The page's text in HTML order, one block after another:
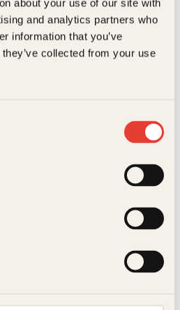
about your use of our site with
and analytics partners who
information that you’ve
collected from your use
Pocket
348
2.00 × 14.00 × 20.20 cm